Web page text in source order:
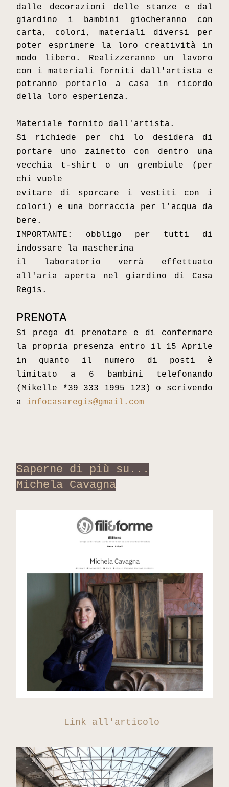
dalle decorazioni delle stanze e dal
giardino i bambini giocheranno con
carta, colori, materiali diversi per
poter esprimere la loro creatività in
modo libero. Realizzeranno un lavoro
con i materiali forniti dall'artista e
potranno portarlo a casa in ricordo
della loro esperienza.
Materiale fornito dall'artista.
Si richiede per chi lo desidera di
portare uno zainetto con dentro una
vecchia t-shirt o un grembiule (per
chi vuole
evitare di sporcare i vestiti con i
colori) e una borraccia per l'acqua da
bere.
IMPORTANTE: obbligo per tutti di
indossare la mascherina
il laboratorio verrà effettuato
all'aria aperta nel giardino di Casa
Regis.
PRENOTA
Si prega di prenotare e di confermare
la propria presenza entro il 15 Aprile
in quanto il numero di posti è
limitato a 6 bambini telefonando
a infocasaregis@gmail.com
Saperne di più su...
Michela Cavagna
Link all'articolo